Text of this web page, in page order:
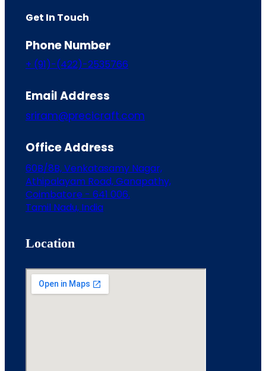
Get In Touch
Phone Number
+ (91)-(422)-2535766
Email Address
sriram@precicraft.com
Office Address
60B/8B, Venkatasamy Nagar,
Athipalayam Road, Ganapathy,
Coimbatore - 641 006.
Tamil Nadu, India
Location